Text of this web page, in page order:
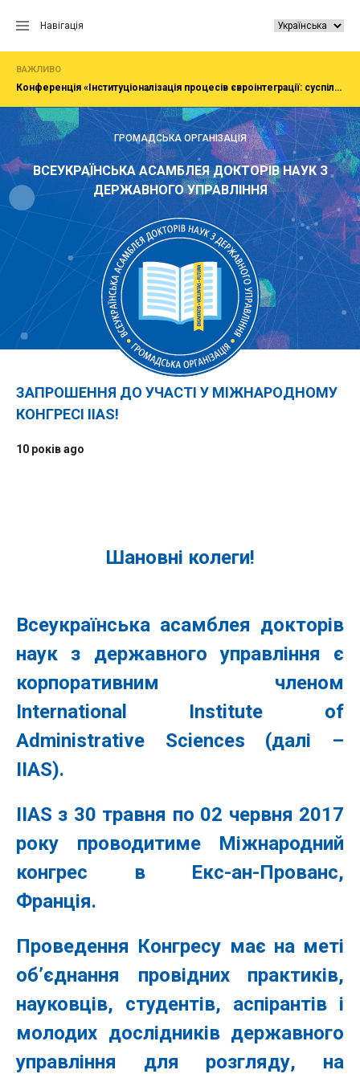
Навігація
ВАЖЛИВО
Конференція «Інституціоналізація процесів євроінтеграції: суспільство, економіка, адміністрування»
ГРОМАДСЬКА ОРГАНІЗАЦІЯ
ВСЕУКРАЇНСЬКА АСАМБЛЕЯ ДОКТОРІВ НАУК З
ДЕРЖАВНОГО УПРАВЛІННЯ
ЗАПРОШЕННЯ ДО УЧАСТІ У МІЖНАРОДНОМУ
КОНГРЕСІ IIAS!
10 років ago
Шановні колеги!
Всеукраїнська асамблея докторів
наук з державного управління є
корпоративним членом
International Institute of
Administrative Sciences (далі –
IIAS).
IIAS з 30 травня по 02 червня 2017
року проводитиме Міжнародний
конгрес в Екс-ан-Прованс,
Франція.
Проведення Конгресу має на меті
об’єднання провідних практиків,
науковців, студентів, аспірантів і
молодих дослідників державного
управління для розгляду, на